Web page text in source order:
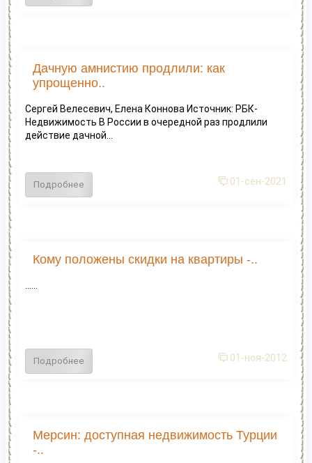
Дачную амнистию продлили: как
упрощенно..
Сергей Велесевич, Елена Коннова Источник: РБК-
Недвижимость В России в очередной раз продлили
действие дачной...
Подробнее 01-сен-2021
Кому положены скидки на квартиры -..
Подробнее 01-ноя-2012
Мерсин: доступная недвижимость Турции
-..